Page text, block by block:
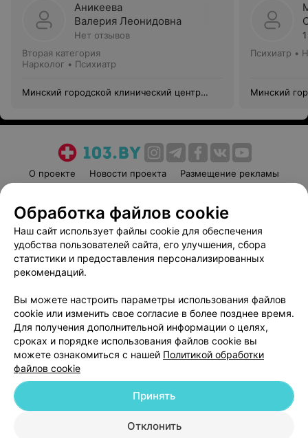
Аникеева
Валерия Леонидовна
Нет отзывов
Вторая категория
Нарколог • Психиатр
Минский городской клинический центр
Психиатр •
Минский
О проекте Новости проекта
Размещение рекламы
Пользовательское соглашение
Способы оплаты
Вакансии
Партнеры
Написать руководителю 103.by
Обработка персональных данных
© 2026 ООО «Артокс Лаб», УНП 191700409
| 220012, Республика Беларусь,
Обработка файлов cookie
Наш сайт использует файлы cookie для обеспечения
удобства пользователей сайта, его улучшения, сбора
статистики и предоставления персонализированных
рекомендаций.
Вы можете настроить параметры использования файлов
cookie или изменить свое согласие в более позднее время.
Для получения дополнительной информации о целях,
сроках и порядке использования файлов cookie вы
можете ознакомиться с нашей Политикой обработки
файлов cookie
Отклонить
Принять